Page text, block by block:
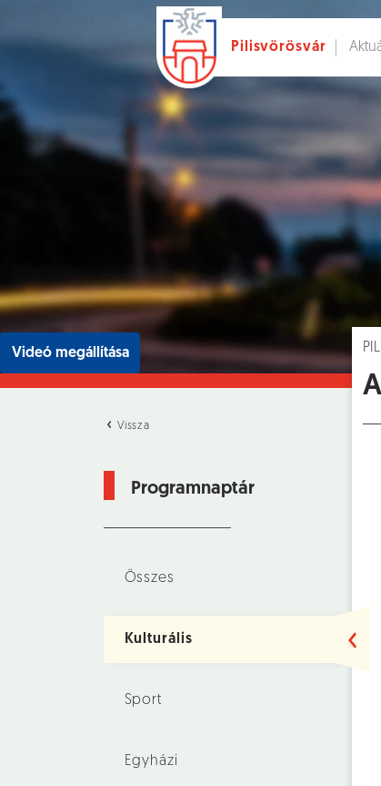
Ugrás a fő tartalomhoz
Pilisvörösvár
Videó megállítása
Vissza
Programnaptár
Összes
Kulturális
Sport
Egyházi